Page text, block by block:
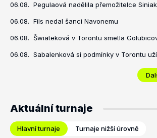
06.08. Pegulaová nadělila přemožitelce
06.08. Fils nedal šanci Navonemu
06.08. Šwiateková v Torontu smetla
06.08. Sabalenková si podmínky v Torontu
Aktuální turnaje
Hlavní turnaje Turnaje nižší úrovně